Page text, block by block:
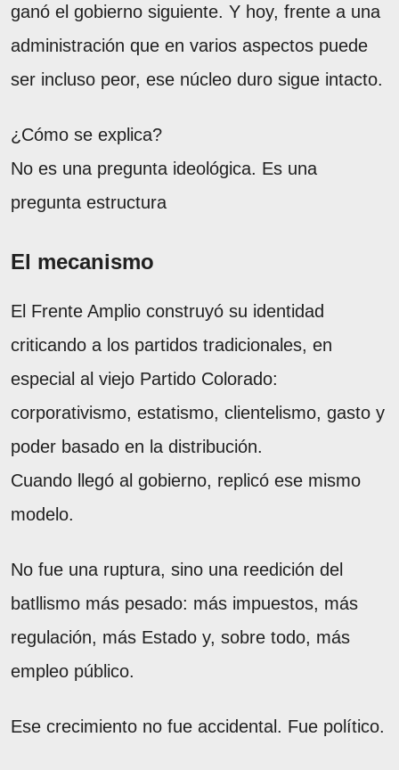
ganó el gobierno siguiente. Y hoy, frente a una
administración que en varios aspectos puede
ser incluso peor, ese núcleo duro sigue intacto.
¿Cómo se explica?
No es una pregunta ideológica. Es una
pregunta estructura
El mecanismo
El Frente Amplio construyó su identidad
criticando a los partidos tradicionales, en
especial al viejo Partido Colorado:
corporativismo, estatismo, clientelismo, gasto y
poder basado en la distribución.
Cuando llegó al gobierno, replicó ese mismo
modelo.
No fue una ruptura, sino una reedición del
batllismo más pesado: más impuestos, más
regulación, más Estado y, sobre todo, más
empleo público.
Ese crecimiento no fue accidental. Fue político.